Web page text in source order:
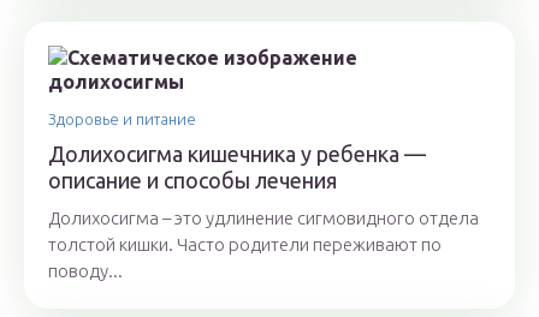
Здоровье и питание
Долихосигма кишечника у ребенка —
описание и способы лечения
Долихосигма – это удлинение сигмовидного отдела
толстой кишки. Часто родители переживают по
поводу...